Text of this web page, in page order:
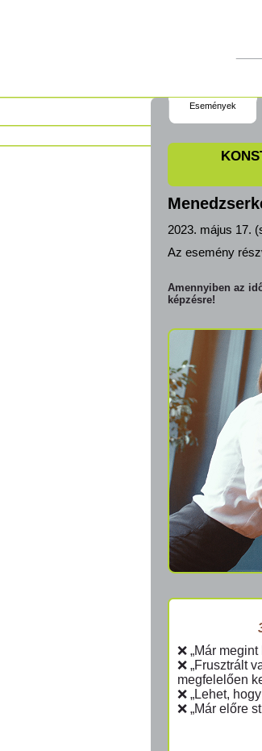
Események
2023. május 17.
Az esemény
Amennyiben az
képzésre!
❌ „Már
❌ „Frusztrált
megfelelően
❌ „Lehet,
❌ „Már előre